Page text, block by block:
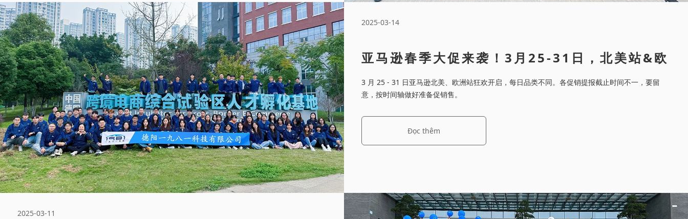
2025-03-14
亚马逊春季大促来袭！3月25-31日，北美站&欧
洲站狂欢开启！
3 月 25 - 31 日亚马逊北美、欧洲站狂欢开启，每日品类不同。各促销提报截止时间不一，要留
意，按时间轴做好准备促销售。
Đọc thêm
2025-03-11